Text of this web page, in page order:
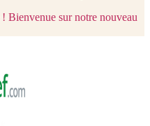
Bienvenue sur notre nouveau